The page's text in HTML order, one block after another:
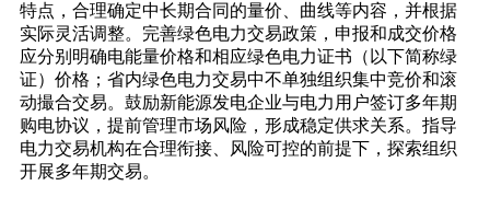
特点，合理确定中长期合同的量价、曲线等内容，并根据
实际灵活调整。完善绿色电力交易政策，申报和成交价格
应分别明确电能量价格和相应绿色电力证书（以下简称绿
证）价格；省内绿色电力交易中不单独组织集中竞价和滚
动撮合交易。鼓励新能源发电企业与电力用户签订多年期
购电协议，提前管理市场风险，形成稳定供求关系。指导
电力交易机构在合理衔接、风险可控的前提下，探索组织
开展多年期交易。